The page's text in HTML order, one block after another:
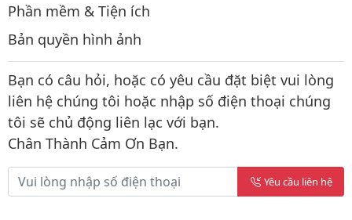
Phần mềm & Tiện ích
Bản quyền hình ảnh
Bạn có câu hỏi, hoặc có yêu cầu đặt biệt vui lòng
liên hệ chúng tôi hoặc nhập số điện thoại chúng
tôi sẽ chủ động liên lạc với bạn.
Chân Thành Cảm Ơn Bạn.
Yêu cầu liên hệ